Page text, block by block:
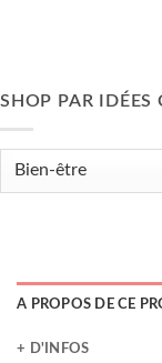
SHOP PAR IDÉES
A PROPOS DE CE
+ D'INFOS